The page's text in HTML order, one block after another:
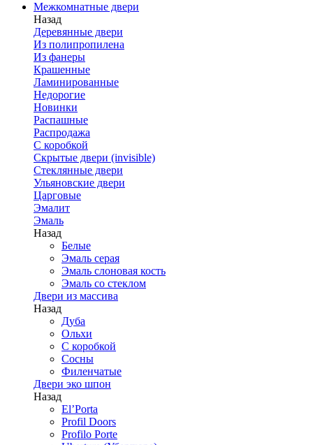
Межкомнатные двери
Назад
Деревянные двери
Из полипропилена
Из фанеры
Крашенные
Ламинированные
Недорогие
Новинки
Распашные
Распродажа
С коробкой
Скрытые двери (invisible)
Стеклянные двери
Ульяновские двери
Царговые
Эмалит
Эмаль
Назад
Белые
Эмаль серая
Эмаль слоновая кость
Эмаль со стеклом
Двери из массива
Назад
Дуба
Ольхи
С коробкой
Сосны
Филенчатые
Двери эко шпон
Назад
El’Porta
Profil Doors
Profilo Porte